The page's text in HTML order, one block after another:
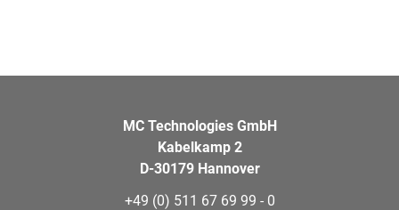
MC Technologies GmbH
Kabelkamp 2
D-30179 Hannover
+49 (0) 511 67 69 99 - 0